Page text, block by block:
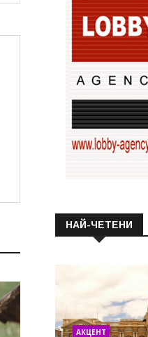
НАЙ-ЧЕТЕНИ
АКЦЕНТ